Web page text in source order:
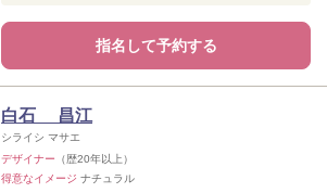
指名して予約する
白石 昌江
シライシ マサエ
デザイナー （歴20年以上）
得意なイメージ ナチュラル